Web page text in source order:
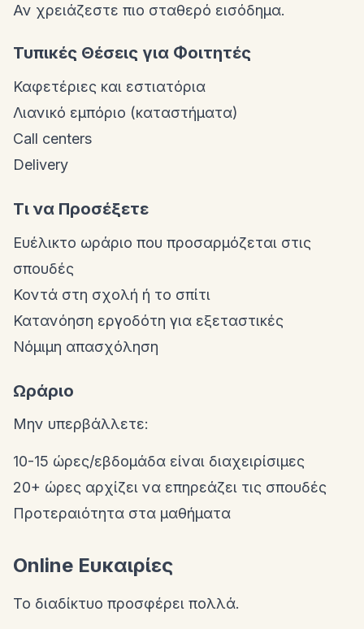
Αν χρειάζεστε πιο σταθερό εισόδημα.
Τυπικές Θέσεις για Φοιτητές
Καφετέριες και εστιατόρια
Λιανικό εμπόριο (καταστήματα)
Call centers
Delivery
Τι να Προσέξετε
Ευέλικτο ωράριο που προσαρμόζεται στις
σπουδές
Κοντά στη σχολή ή το σπίτι
Κατανόηση εργοδότη για εξεταστικές
Νόμιμη απασχόληση
Ωράριο
Μην υπερβάλλετε:
10-15 ώρες/εβδομάδα είναι διαχειρίσιμες
20+ ώρες αρχίζει να επηρεάζει τις σπουδές
Προτεραιότητα στα μαθήματα
Online Ευκαιρίες
Το διαδίκτυο προσφέρει πολλά.